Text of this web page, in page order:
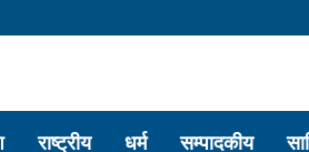
राष्ट्रीय धर्म सम्पादकीय